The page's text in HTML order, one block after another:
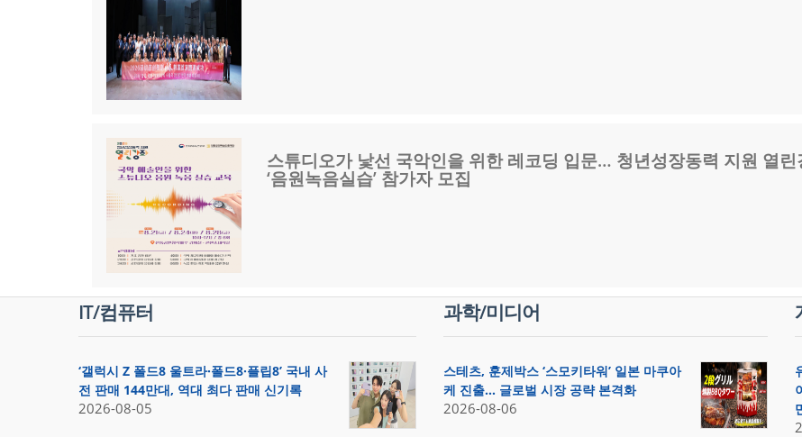
스튜디오가 낯선 국악인을 위한 레코딩 입문… 청년성장동력 지원 열린
‘음원녹음실습’ 참가자 모집
IT/컴퓨터
‘갤럭시 Z 폴드8 울트라·폴드8·플립8’ 국내 사
전 판매 144만대, 역대 최다 판매 신기록
2026-08-05
과학/미디어
스테츠, 훈제박스 ‘스모키타워’ 일본 마쿠아
케 진출… 글로벌 시장 공략 본격화
2026-08-06